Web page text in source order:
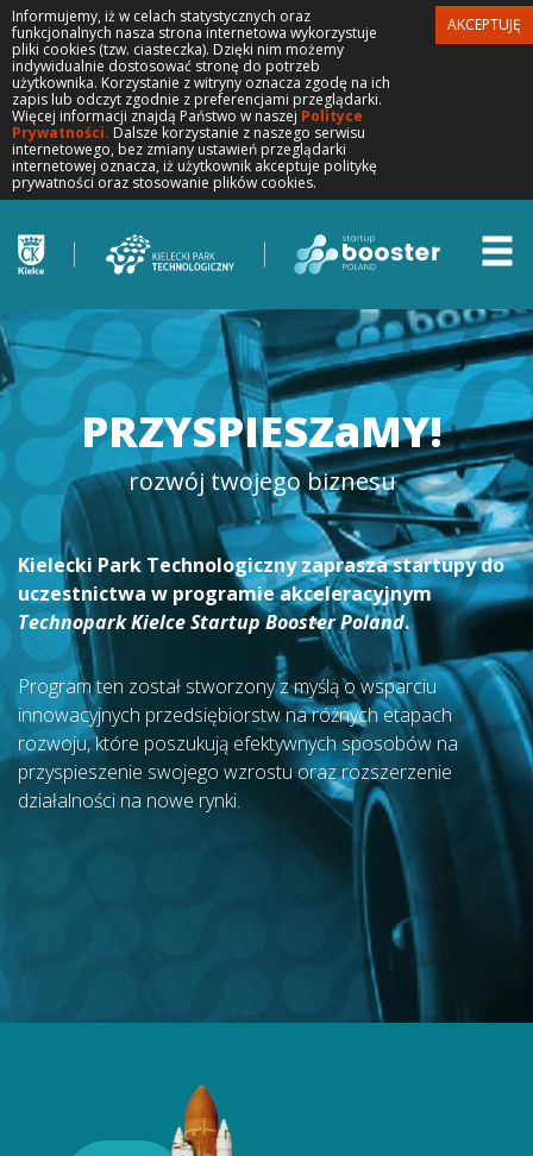
Informujemy, iż w celach statystycznych oraz
funkcjonalnych nasza strona internetowa wykorzystuje
pliki cookies (tzw. ciasteczka). Dzięki nim możemy
indywidualnie dostosować stronę do potrzeb
użytkownika. Korzystanie z witryny oznacza zgodę na ich
zapis lub odczyt zgodnie z preferencjami przeglądarki.
Więcej informacji znajdą Państwo w naszej Polityce
Prywatności. Dalsze korzystanie z naszego serwisu
internetowego, bez zmiany ustawień przeglądarki
internetowej oznacza, iż użytkownik akceptuje politykę
prywatności oraz stosowanie plików cookies.
AKCEPTUJĘ
PRZYSPIESZaMY!
rozwój twojego biznesu
Kielecki Park Technologiczny zaprasza startupy do
uczestnictwa w programie akceleracyjnym
Technopark Kielce Startup Booster Poland.
Program ten został stworzony z myślą o wsparciu
innowacyjnych przedsiębiorstw na różnych etapach
rozwoju, które poszukują efektywnych sposobów na
przyspieszenie swojego wzrostu oraz rozszerzenie
działalności na nowe rynki.